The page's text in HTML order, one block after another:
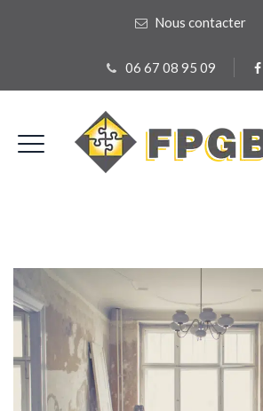
Nous contacter
06 67 08 95 09